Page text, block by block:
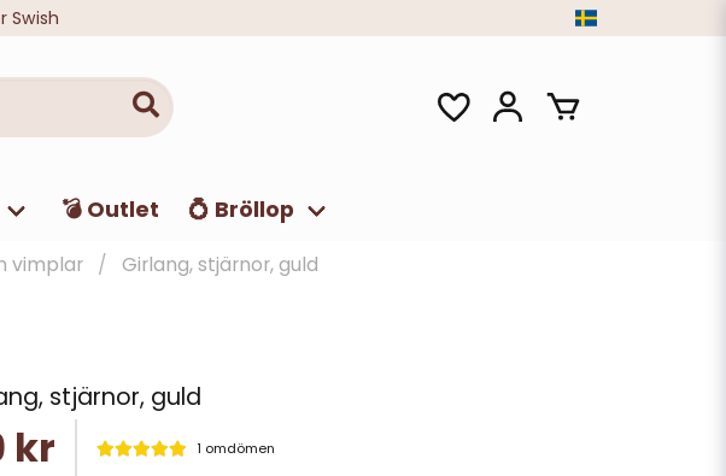
Swish
💣 Outlet 💍 Bröllop
vimplar Girlang, stjärnor, guld
stjärnor, guld
kr 1 omdömen